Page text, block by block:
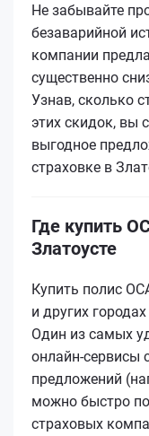
Не забывайте
безаварийной
компании
существенно
Узнав, сколько
этих скидок, вы
выгодное
страховке в
Где купить
Златоусте
Купить полис
и других
Один из самых
онлайн-сервисы
предложений
можно быстро
страховых